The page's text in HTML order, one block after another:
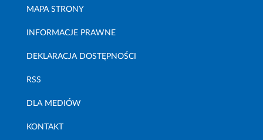
MAPA STRONY
INFORMACJE PRAWNE
DEKLARACJA DOSTĘPNOŚCI
RSS
DLA MEDIÓW
KONTAKT